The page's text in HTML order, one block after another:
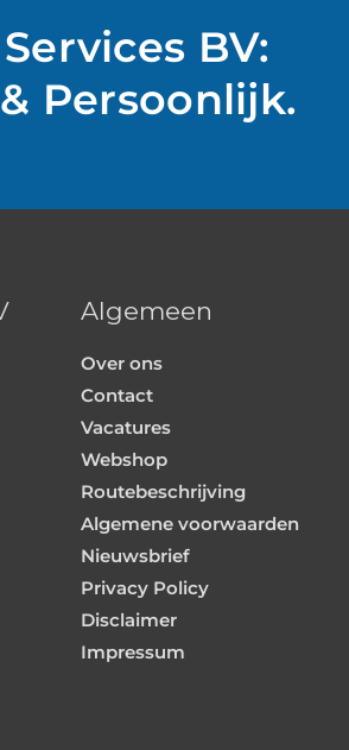
BV:
Persoonlijk.
Algemeen
Over ons
Contact
Vacatures
Webshop
Routebeschrijving
Algemene voorwaarden
Nieuwsbrief
Privacy Policy
Disclaimer
Impressum